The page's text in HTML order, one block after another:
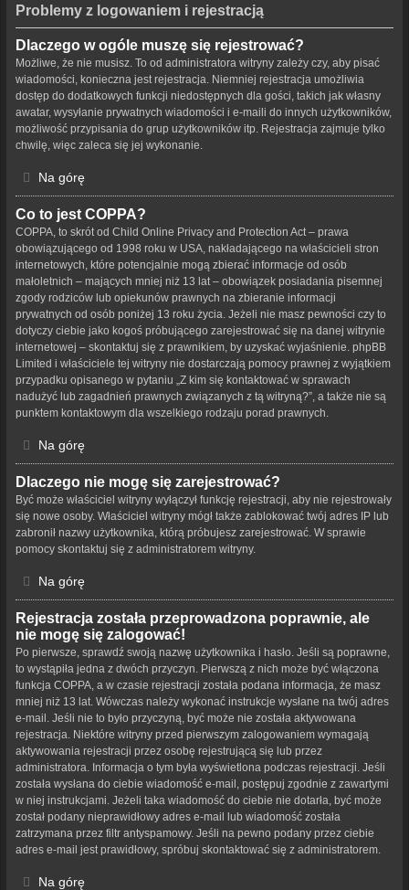
Problemy z logowaniem i rejestracją
Dlaczego w ogóle muszę się rejestrować?
Możliwe, że nie musisz. To od administratora witryny zależy czy, aby pisać
wiadomości, konieczna jest rejestracja. Niemniej rejestracja umożliwia
dostęp do dodatkowych funkcji niedostępnych dla gości, takich jak własny
awatar, wysyłanie prywatnych wiadomości i e-maili do innych użytkowników,
możliwość przypisania do grup użytkowników itp. Rejestracja zajmuje tylko
chwilę, więc zaleca się jej wykonanie.
Na górę
Co to jest COPPA?
COPPA, to skrót od Child Online Privacy and Protection Act – prawa
obowiązującego od 1998 roku w USA, nakładającego na właścicieli stron
internetowych, które potencjalnie mogą zbierać informacje od osób
małoletnich – mających mniej niż 13 lat – obowiązek posiadania pisemnej
zgody rodziców lub opiekunów prawnych na zbieranie informacji
prywatnych od osób poniżej 13 roku życia. Jeżeli nie masz pewności czy to
dotyczy ciebie jako kogoś próbującego zarejestrować się na danej witrynie
internetowej – skontaktuj się z prawnikiem, by uzyskać wyjaśnienie. phpBB
Limited i właściciele tej witryny nie dostarczają pomocy prawnej z wyjątkiem
przypadku opisanego w pytaniu „Z kim się kontaktować w sprawach
nadużyć lub zagadnień prawnych związanych z tą witryną?”, a także nie są
punktem kontaktowym dla wszelkiego rodzaju porad prawnych.
Na górę
Dlaczego nie mogę się zarejestrować?
Być może właściciel witryny wyłączył funkcję rejestracji, aby nie rejestrowały
się nowe osoby. Właściciel witryny mógł także zablokować twój adres IP lub
zabronił nazwy użytkownika, którą próbujesz zarejestrować. W sprawie
pomocy skontaktuj się z administratorem witryny.
Na górę
Rejestracja została przeprowadzona poprawnie, ale
nie mogę się zalogować!
Po pierwsze, sprawdź swoją nazwę użytkownika i hasło. Jeśli są poprawne,
to wystąpiła jedna z dwóch przyczyn. Pierwszą z nich może być włączona
funkcja COPPA, a w czasie rejestracji została podana informacja, że masz
mniej niż 13 lat. Wówczas należy wykonać instrukcje wysłane na twój adres
e-mail. Jeśli nie to było przyczyną, być może nie została aktywowana
rejestracja. Niektóre witryny przed pierwszym zalogowaniem wymagają
aktywowania rejestracji przez osobę rejestrującą się lub przez
administratora. Informacja o tym była wyświetlona podczas rejestracji. Jeśli
została wysłana do ciebie wiadomość e-mail, postępuj zgodnie z zawartymi
w niej instrukcjami. Jeżeli taka wiadomość do ciebie nie dotarła, być może
został podany nieprawidłowy adres e-mail lub wiadomość została
zatrzymana przez filtr antyspamowy. Jeśli na pewno podany przez ciebie
adres e-mail jest prawidłowy, spróbuj skontaktować się z administratorem.
Na górę